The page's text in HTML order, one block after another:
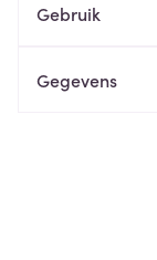
Gebruik
Gegevens